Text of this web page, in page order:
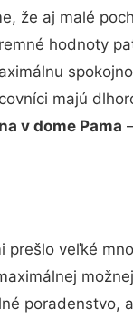
že aj malé
hodnoty
majú
v dome Pama
prešlo veľké